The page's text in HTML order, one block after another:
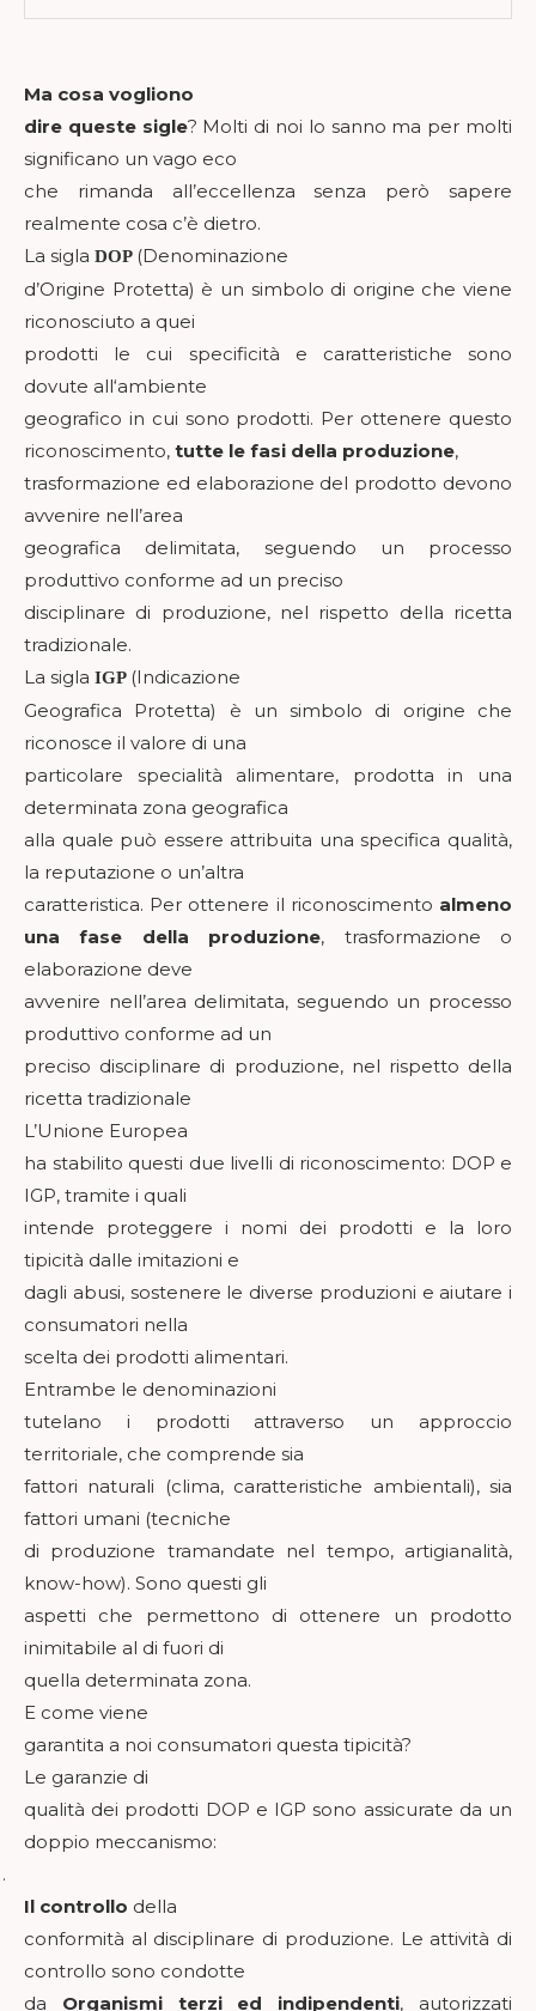
Ma cosa vogliono
dire queste sigle? Molti di noi lo sanno ma per molti
significano un vago eco
che rimanda all’eccellenza senza però sapere
realmente cosa c’è dietro.
La sigla DOP (Denominazione
d’Origine Protetta) è un simbolo di origine che viene
riconosciuto a quei
prodotti le cui specificità e caratteristiche sono
dovute all‘ambiente
geografico in cui sono prodotti. Per ottenere questo
riconoscimento, tutte le fasi della produzione,
trasformazione ed elaborazione del prodotto devono
avvenire nell’area
geografica delimitata, seguendo un processo
produttivo conforme ad un preciso
disciplinare di produzione, nel rispetto della ricetta
tradizionale.
La sigla IGP (Indicazione
Geografica Protetta) è un simbolo di origine che
riconosce il valore di una
particolare specialità alimentare, prodotta in una
determinata zona geografica
alla quale può essere attribuita una specifica qualità,
la reputazione o un’altra
caratteristica. Per ottenere il riconoscimento almeno
una fase della produzione, trasformazione o
elaborazione deve
avvenire nell’area delimitata, seguendo un processo
produttivo conforme ad un
preciso disciplinare di produzione, nel rispetto della
ricetta tradizionale
L’Unione Europea
ha stabilito questi due livelli di riconoscimento: DOP e
IGP, tramite i quali
intende proteggere i nomi dei prodotti e la loro
tipicità dalle imitazioni e
dagli abusi, sostenere le diverse produzioni e aiutare i
consumatori nella
scelta dei prodotti alimentari.
Entrambe le denominazioni
tutelano i prodotti attraverso un approccio
territoriale, che comprende sia
fattori naturali (clima, caratteristiche ambientali), sia
fattori umani (tecniche
di produzione tramandate nel tempo, artigianalità,
know-how). Sono questi gli
aspetti che permettono di ottenere un prodotto
inimitabile al di fuori di
quella determinata zona.
E come viene
garantita a noi consumatori questa tipicità?
Le garanzie di
qualità dei prodotti DOP e IGP sono assicurate da un
doppio meccanismo:
Il controllo della
conformità al disciplinare di produzione. Le attività di
controllo sono condotte
da Organismi terzi ed indipendenti, autorizzati